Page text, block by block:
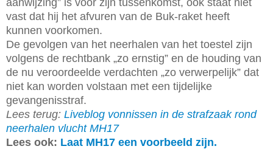
vast dat hij het afvuren van de Buk-raket heeft
kunnen voorkomen.
De gevolgen van het neerhalen van het toestel zijn
volgens de rechtbank „zo ernstig” en de houding van
de nu veroordeelde verdachten „zo verwerpelijk” dat
niet kan worden volstaan met een tijdelijke
gevangenisstraf.
Lees terug: Liveblog vonnissen in de strafzaak rond
neerhalen vlucht MH17
Lees ook: Laat MH17 een voorbeeld zijn.